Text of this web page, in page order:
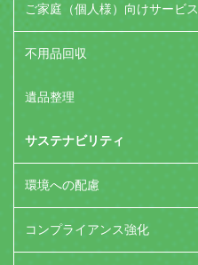
ご家庭（個人様）向けサービス
不用品回収
遺品整理
サステナビリティ
環境への配慮
コンプライアンス強化